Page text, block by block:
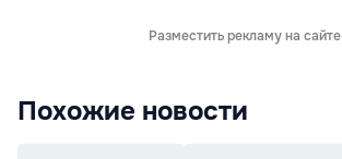
Разместить рекламу на сайте
Похожие новости